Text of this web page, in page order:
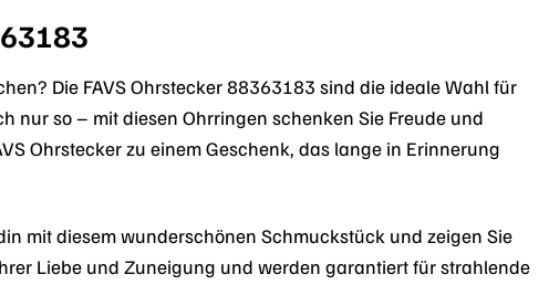
Die FAVS Ohrstecker 88363183 sind die ideale Wahl für
nur so – mit diesen Ohrringen schenken Sie Freude und
Ohrstecker zu einem Geschenk, das lange in Erinnerung
mit diesem wunderschönen Schmuckstück und zeigen Sie
Liebe und Zuneigung und werden garantiert für strahlende